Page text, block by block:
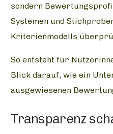
sondern
Systemen und
Kriterienmodells
So entsteht für
Blick darauf, wie ein
ausgewiesenen
Transparenz